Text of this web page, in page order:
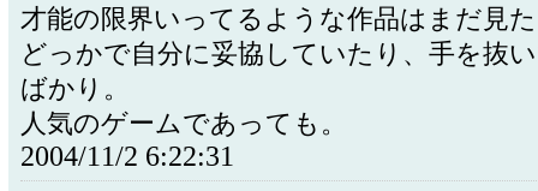
才能の限界いってるような作品はまだ見
どっかで自分に妥協していたり、手を抜
ばかり。
人気のゲームであっても。
2004/11/2 6:22:31